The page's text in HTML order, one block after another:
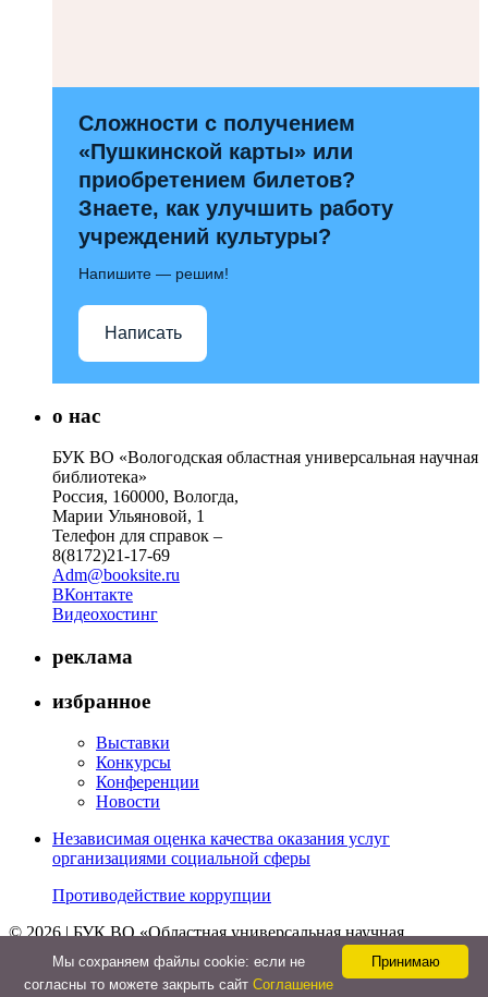
Сложности с получением
«Пушкинской карты» или
приобретением билетов?
Знаете, как улучшить работу
учреждений культуры?
Напишите — решим!
Написать
о нас
БУК ВО «Вологодская областная универсальная научная
библиотека»
Россия, 160000, Вологда,
Марии Ульяновой, 1
Телефон для справок –
8(8172)21-17-69
Adm@booksite.ru
ВКонтакте
Видеохостинг
реклама
избранное
Выставки
Конкурсы
Конференции
Новости
Независимая оценка качества оказания услуг
организациями социальной сферы
Противодействие коррупции
© 2026 | БУК ВО «Областная универсальная научная
библиотека»
Принимаю
Мы cохраняем файлы cookie: если не
согласны то можете закрыть сайт Соглашение